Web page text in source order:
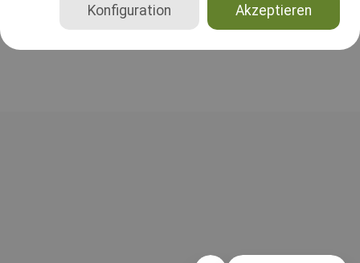
Akzeptieren
Konfiguration
A, B, C, Gesamt, IPO 1, IPO 2, IPO 3, IPO-V, FCI-GPr 1, FCI-GPr 2, FCI-GPr 3, BH-VT nur SKN, BH-VT mit SKN, BH-VT ohne SKN